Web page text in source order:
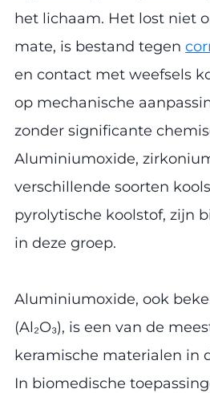
het lichaam. Het lost niet
mate, is bestand tegen
en contact met weefsels
op mechanische
zonder significante
Aluminiumoxide,
verschillende soorten
pyrolytische koolstof, zijn
in deze groep.
Aluminiumoxide, ook
(Al₂O₃), is een van de
keramische materialen in
In biomedische